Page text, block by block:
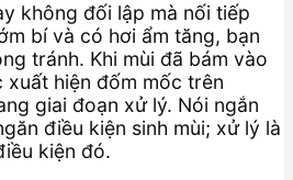
không đối lập mà nối tiếp
bí và có hơi ẩm tăng, bạn
tránh. Khi mùi đã bám vào
xuất hiện đốm mốc trên
giai đoạn xử lý. Nói ngắn
điều kiện sinh mùi; xử lý là
kiện đó.